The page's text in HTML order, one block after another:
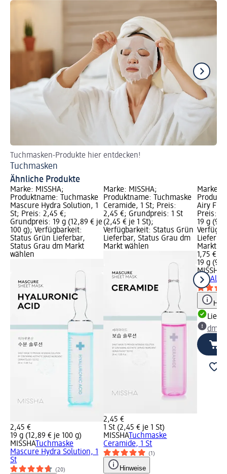
Tuchmasken-Produkte hier entdecken!
Tuchmasken
Ähnliche Produkte
Marke: MISSHA;
Produktname: Tuchmaske
Mascure Hydra Solution, 1
St; Preis: 2,45 €;
Grundpreis: 19 g (12,89 € je
100 g); Verfügbarkeit:
Status Grün Lieferbar,
Status Grau dm Markt
wählen
2,45 €
19 g (12,89 € je 100 g)
MISSHATuchmaske
Mascure Hydra Solution, 1
St
(20)
Marke: MISSHA;
Produktname: Tuchmaske
Ceramide, 1 St; Preis:
2,45 €; Grundpreis: 1 St
(2,45 € je 1 St);
Verfügbarkeit: Status Grün
Lieferbar, Status Grau dm
Markt wählen
2,45 €
1 St (2,45 € je 1 St)
MISSHATuchmaske
Ceramide, 1 St
(1)
Hinweise
Marke:
Airy Fit
Preis:
19 g
Markt
1,75 €
19 g
MISSHA
mit Aloe
dm